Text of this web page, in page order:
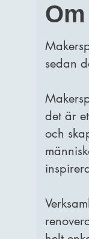
sedan
det är
och